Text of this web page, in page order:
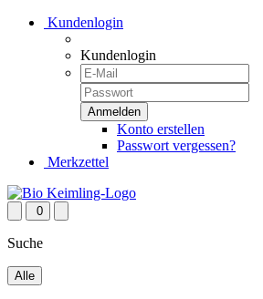
Kundenlogin
Kundenlogin
Konto erstellen
Passwort vergessen?
Merkzettel
0
Suche
Alle